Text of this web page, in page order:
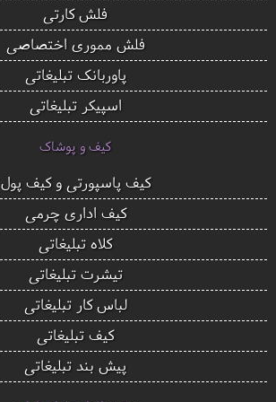
فلش کارتی
فلش مموری اختصاصی
پاوربانک تبلیغاتی
اسپیکر تبلیغاتی
کیف و پوشاک
کیف پاسپورتی و کیف پول
کیف اداری چرمی
کلاه تبلیغاتی
تیشرت تبلیغاتی
لباس کار تبلیغاتی
کیف تبلیغاتی
پیش بند تبلیغاتی